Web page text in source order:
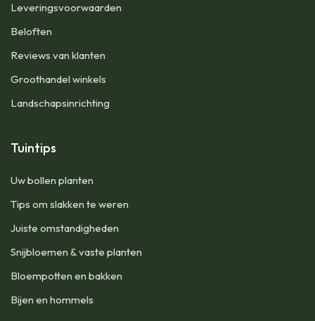
Leveringsvoorwaarden
Beloften
Reviews van klanten
Groothandel winkels
Landschapsinrichting
Tuintips
Uw bollen planten
Tips om slakken te weren
Juiste omstandigheden
Snijbloemen & vaste planten
Bloempotten en bakken
Bijen en hommels